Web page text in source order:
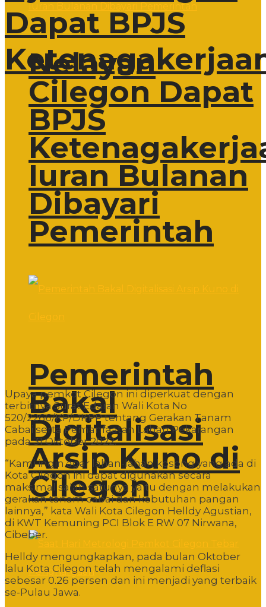
Nelayan
Cilegon Dapat
BPJS
Iuran Bulanan
Dibayari
Pemerintah
Pemerintah
Bakal
Digitalisasi
Arsip Kuno di
Cilegon
Dapat BPJS
Upaya pemkot Cilegon ini diperkuat dengan
terbitnya Surat Edaran Wali Kota No
520/2266/KP/DKPP tentang Gerakan Tanam
Cabai serta Pemanfaatan Lahan Pekarangan
pada 31 Oktober 2022.
“Kami ingin agar lahan-lahan kosong yang ada di
Kota Cilegon ini dapat digunakan secara
maksimal salah satunya yaitu dengan melakukan
gerakan tanam cabai dan kebutuhan pangan
lainnya,” kata Wali Kota Cilegon Helldy Agustian,
di KWT Kemuning PCI Blok E RW 07 Nirwana,
Cibeber.
Helldy mengungkapkan, pada bulan Oktober
lalu Kota Cilegon telah mengalami deflasi
sebesar 0.26 persen dan ini menjadi yang terbaik
se-Pulau Jawa.